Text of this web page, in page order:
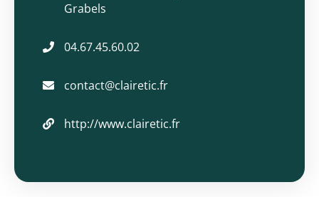
Grabels
04.67.45.60.02
contact@clairetic.fr
http://www.clairetic.fr